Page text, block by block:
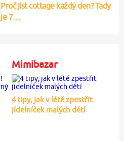
Proč jíst cottage každý den? Tady
je 7…
Mimibazar
4 tipy, jak v létě zpestřit
jídelníček malých dětí